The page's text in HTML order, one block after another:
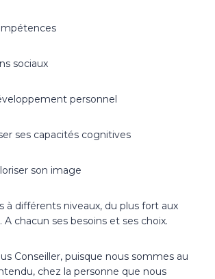
sociaux
personnel
ses capacités cognitives
son image
à différents niveaux, du plus fort aux
A chacun ses besoins et ses choix.
Conseiller, puisque nous sommes au
chez la personne que nous